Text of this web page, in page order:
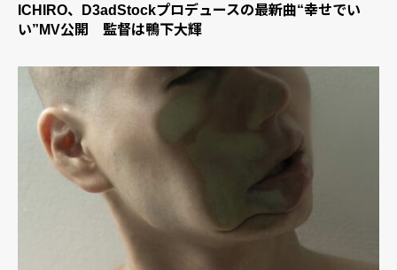
ICHIRO、D3adStockプロデュースの最新曲“幸せでい
い”MV公開 監督は鴨下大輝